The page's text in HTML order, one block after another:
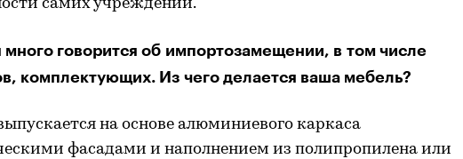
самих учреждений.
говорится об импортозамещении, в том числе
комплектующих. Из чего делается ваша мебель?
на основе алюминиевого каркаса
фасадами и наполнением из полипропилена или